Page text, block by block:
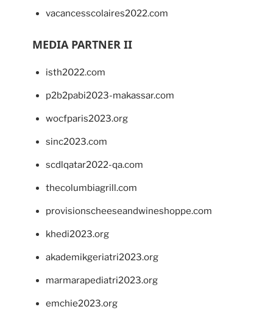
vacancesscolaires2022.com
MEDIA PARTNER II
isth2022.com
p2b2pabi2023-makassar.com
wocfparis2023.org
sinc2023.com
scdlqatar2022-qa.com
thecolumbiagrill.com
provisionscheeseandwineshoppe.com
khedi2023.org
akademikgeriatri2023.org
marmarapediatri2023.org
emchie2023.org